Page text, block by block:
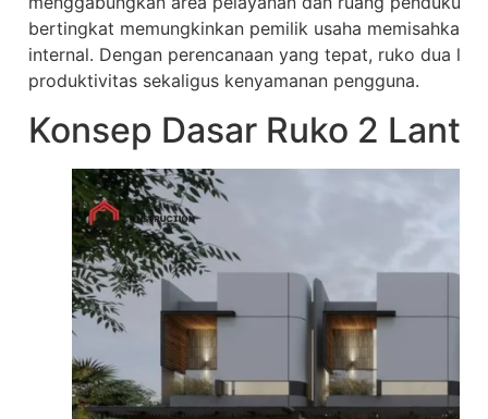
bertingkat memungkinkan pemilik usaha memisahkan
internal. Dengan perencanaan yang tepat, ruko dua
produktivitas sekaligus kenyamanan pengguna.
Konsep Dasar Ruko 2